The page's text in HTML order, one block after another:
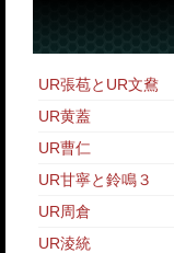
UR張苞とUR文鴦
UR黄蓋
UR曹仁
UR甘寧と鈴鳴３
UR周倉
UR淩統